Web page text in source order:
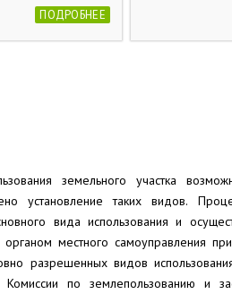
ПОДРОБНЕЕ
земельного участка
установление таких видов.
вида использования и
местного самоуправления
разрешенных видов
по землепользованию и